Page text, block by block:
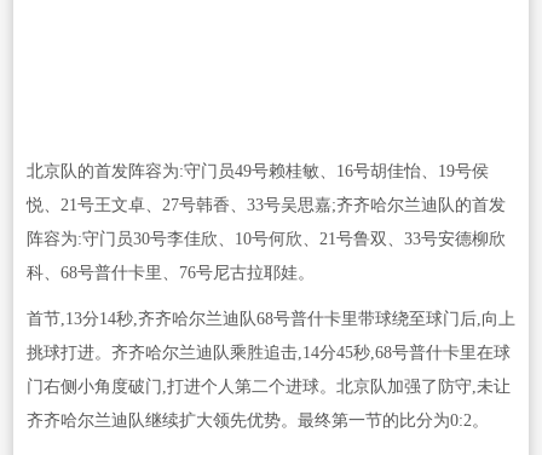
北京队的首发阵容为:守门员49号赖桂敏、16号胡佳怡、19号侯
悦、21号王文卓、27号韩香、33号吴思嘉;齐齐哈尔兰迪队的首发
阵容为:守门员30号李佳欣、10号何欣、21号鲁双、33号安德柳欣
科、68号普什卡里、76号尼古拉耶娃。
首节,13分14秒,齐齐哈尔兰迪队68号普什卡里带球绕至球门后,向上
挑球打进。齐齐哈尔兰迪队乘胜追击,14分45秒,68号普什卡里在球
门右侧小角度破门,打进个人第二个进球。北京队加强了防守,未让
齐齐哈尔兰迪队继续扩大领先优势。最终第一节的比分为0:2。